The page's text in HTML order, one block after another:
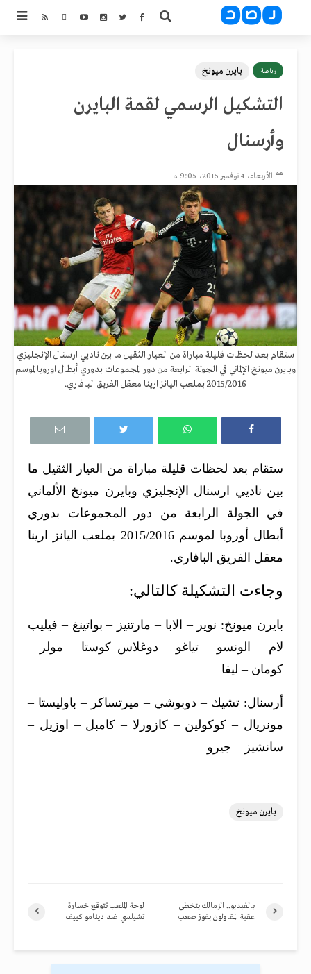
رياضة بايرن ميونخ
التشكيل الرسمي لقمة البايرن
وأرسنال
الأربعاء، 4 نوفمبر 2015، 9:05 م
ستقام بعد لحظات قليلة مباراة من العيار الثقيل ما بين ناديي ارسنال الإنجليزي
وبايرن ميونخ الإلماني في الجولة الرابعة من دور المجموعات بدوري أبطال اوروبا لموسم
2015/2016 بملعب اليانز ارينا معقل الفريق البافاري.
ستقام بعد لحظات قليلة مباراة من العيار الثقيل ما
بين ناديي ارسنال الإنجليزي وبايرن ميونخ الألماني
في الجولة الرابعة من دور المجموعات بدوري
أبطال أوروبا لموسم 2015/2016 بملعب اليانز ارينا
معقل الفريق البافاري.
وجاءت التشكيلة كالتالي:
بايرن ميونخ: نوير – الابا – مارتنيز – بواتينغ – فيليب
لام – الونسو – تياغو – دوغلاس كوستا – مولر –
كومان – ليفا
أرسنال: تشيك – دوبوشي – ميرتساكر – باوليستا –
مونريال – كوكولين – كازورلا – كامبل – اوزيل –
سانشيز – جيرو
بايرن ميونخ
لوحة الملعب تتوقع خسارة
تشيلسي ضد دينامو كييف
بالفيديو.. الزمالك يتخطى
عقبة المقاولون بفوز صعب